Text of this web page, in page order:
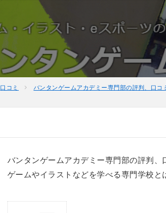
口コミ バンタンゲームアカデミー専門部の評判、口コ
バンタンゲームアカデミー専門部の評判、
ゲームやイラストなどを学べる専門学校と